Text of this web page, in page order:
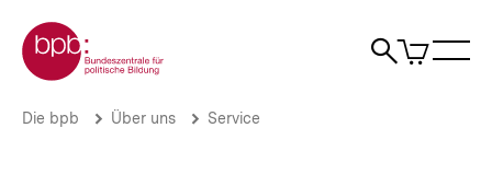
zum
Seiteninhalt
springen
Zur Startseite der bpb
Suche
Artikel
im
Social
Brotkrümelnavigation
Pfadnavigation
Die bpb Über uns Service